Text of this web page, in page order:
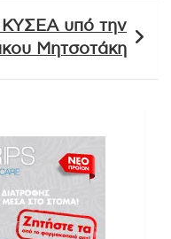
ΚΥΣΕΑ υπό την
Μητσοτάκη